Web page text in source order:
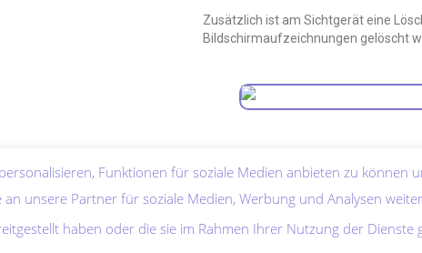
Zusätzlich ist am Sichtgerät eine
Bildschirmaufzeichnungen gelöscht
Home
Funktionen für soziale Medien anbieten zu können
unsere Partner für soziale Medien, Werbung und Analysen
haben oder die sie im Rahmen Ihrer Nutzung der Dienste